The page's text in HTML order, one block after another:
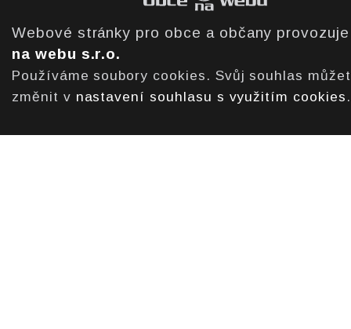
Webové stránky pro obce a občany
na webu s.r.o.
Používáme soubory cookies. Svůj souhlas
změnit v nastavení souhlasu s využitím cookies .